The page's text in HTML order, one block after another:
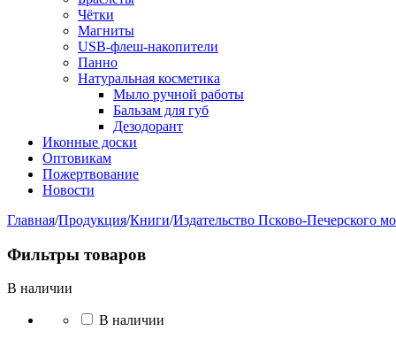
Чётки
Магниты
USB-флеш-накопители
Панно
Натуральная косметика
Мыло ручной работы
Бальзам для губ
Дезодорант
Иконные доски
Оптовикам
Пожертвование
Новости
Главная/Продукция/Книги/Издательство Псково-Печерского
Фильтры товаров
В наличии
В наличии